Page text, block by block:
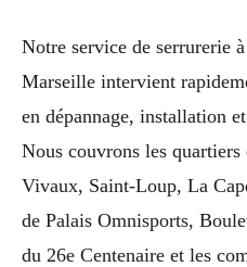
Notre service de serrurerie
Marseille intervient
en dépannage, installation
Nous couvrons les
Vivaux, Saint-Loup, La
de Palais Omnisports,
du 26e Centenaire et les